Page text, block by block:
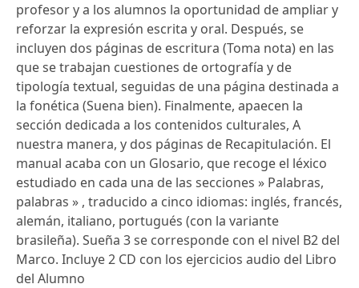
profesor y a los alumnos la oportunidad de ampliar y
reforzar la expresión escrita y oral. Después, se
incluyen dos páginas de escritura (Toma nota) en las
que se trabajan cuestiones de ortografía y de
tipología textual, seguidas de una página destinada a
la fonética (Suena bien). Finalmente, apaecen la
sección dedicada a los contenidos culturales, A
nuestra manera, y dos páginas de Recapitulación. El
manual acaba con un Glosario, que recoge el léxico
estudiado en cada una de las secciones » Palabras,
palabras » , traducido a cinco idiomas: inglés, francés,
alemán, italiano, portugués (con la variante
brasileña). Sueña 3 se corresponde con el nivel B2 del
Marco. Incluye 2 CD con los ejercicios audio del Libro
del Alumno